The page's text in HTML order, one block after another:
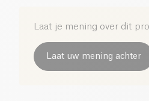
Laat je mening over dit
Laat uw mening achter